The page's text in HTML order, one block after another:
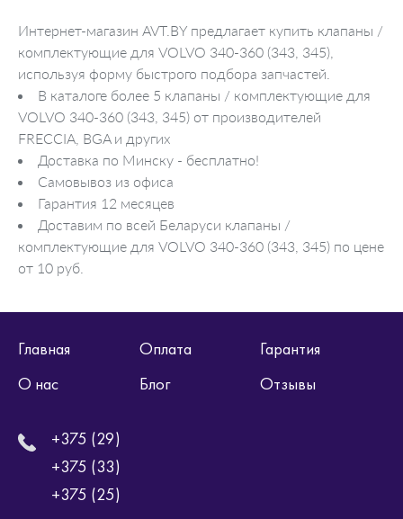
Интернет-магазин AVT.BY предлагает купить клапаны /
комплектующие для VOLVO 340-360 (343, 345),
используя форму быстрого подбора запчастей.
В каталоге более 5 клапаны / комплектующие для
VOLVO 340-360 (343, 345) от производителей
FRECCIA, BGA и других
Доставка по Минску - бесплатно!
Самовывоз из офиса
Гарантия 12 месяцев
Доставим по всей Беларуси клапаны /
комплектующие для VOLVO 340-360 (343, 345) по цене
от 10 руб.
Главная Оплата
Гарантия
О нас
Блог Отзывы
+375 (29)
+375 (33)
+375 (25)